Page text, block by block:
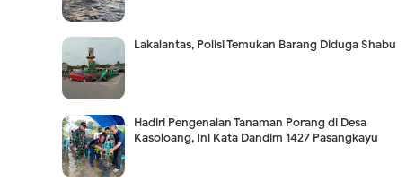
Lakalantas, Polisi Temukan Barang Diduga Shabu
Hadiri Pengenalan Tanaman Porang di Desa
Kasoloang, Ini Kata Dandim 1427 Pasangkayu